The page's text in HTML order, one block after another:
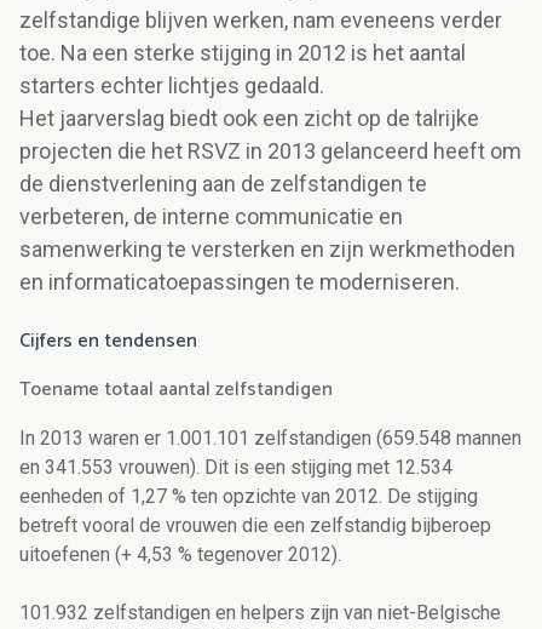
zelfstandige blijven werken, nam eveneens verder
toe. Na een sterke stijging in 2012 is het aantal
starters echter lichtjes gedaald.
Het jaarverslag biedt ook een zicht op de talrijke
projecten die het RSVZ in 2013 gelanceerd heeft om
de dienstverlening aan de zelfstandigen te
verbeteren, de interne communicatie en
samenwerking te versterken en zijn werkmethoden
en informaticatoepassingen te moderniseren.
Cijfers en tendensen
Toename totaal aantal zelfstandigen
In 2013 waren er 1.001.101 zelfstandigen (659.548 mannen
en 341.553 vrouwen). Dit is een stijging met 12.534
eenheden of 1,27 % ten opzichte van 2012. De stijging
betreft vooral de vrouwen die een zelfstandig bijberoep
uitoefenen (+ 4,53 % tegenover 2012).
101.932 zelfstandigen en helpers zijn van niet-Belgische